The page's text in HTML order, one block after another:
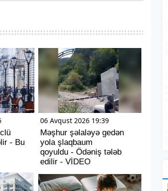
- Bu
06 Avqust 2026 19:39
Məşhur şəlaləyə gedən
yola şlaqbaum
qoyuldu - Ödəniş tələb
edilir - VİDEO